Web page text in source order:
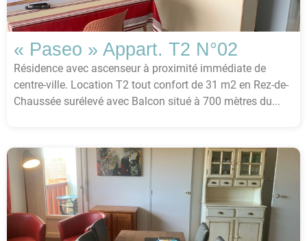
« Paseo » Appart. T2 N°02
Résidence avec ascenseur à proximité immédiate de
centre-ville. Location T2 tout confort de 31 m2 en Rez-de-
Chaussée surélevé avec Balcon situé à 700 mètres du...